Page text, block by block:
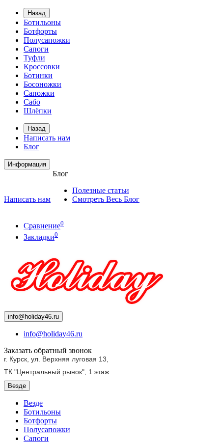
Назад
Ботильоны
Ботфорты
Полусапожки
Сапоги
Туфли
Кроссовки
Ботинки
Босоножки
Сапожки
Сабо
Шлёпки
Назад
Написать нам
Блог
Информация
Написать нам
Блог
Полезные статьи
Смотреть Весь Блог
Сравнение0
Закладки0
info@holiday46.ru
info@holiday46.ru
Заказать обратный звонок
г. Курск, ул. Верхняя луговая 13,
ТК "Центральный рынок", 1 этаж
Везде
Везде
Ботильоны
Ботфорты
Полусапожки
Сапоги